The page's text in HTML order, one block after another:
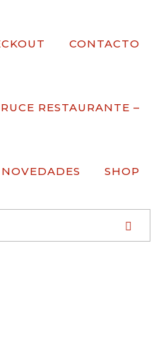
CONTACTO
RESTAURANTE –
NOVEDADES SHOP
disfrutar de un ambiente